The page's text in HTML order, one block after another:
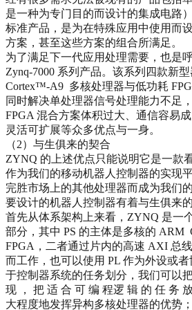
是一种为专门目的而设计的集成电路）
标准产品，是为在特殊应用中使用而
方案，甚至这些方案的组合所满足。
为了满足下一代应用处理需要，也是
Zynq-7000 系列产品。该系列四款新
Cortex™-A9 多核处理器与低功耗
同时解决单处理器信号处理能力不足
FPGA 混合方案体积过大、通信容易
灵活可扩展等众多优点与一身。
（2）与生俱来的契合
ZYNQ 的上述优点只能说明它是一款
作为我们的移动机器人控制器的实现
完胜市场上的其他处理器而成为我们
要设计的机器人控制器有着与生俱来
首先从体系架构上来看，ZYNQ 是一
部分，其中 PS 的主体是多核的 ARM
FPGA，二者通过片内的高速 AXI 总
而工作，也可以使用 PL 作为外设或
于控制器系统的任务划分，我们可以
现 ， 把 适 合 可 编 程逻 辑 的 任 务
大程度地发挥异构多核处理器的优势